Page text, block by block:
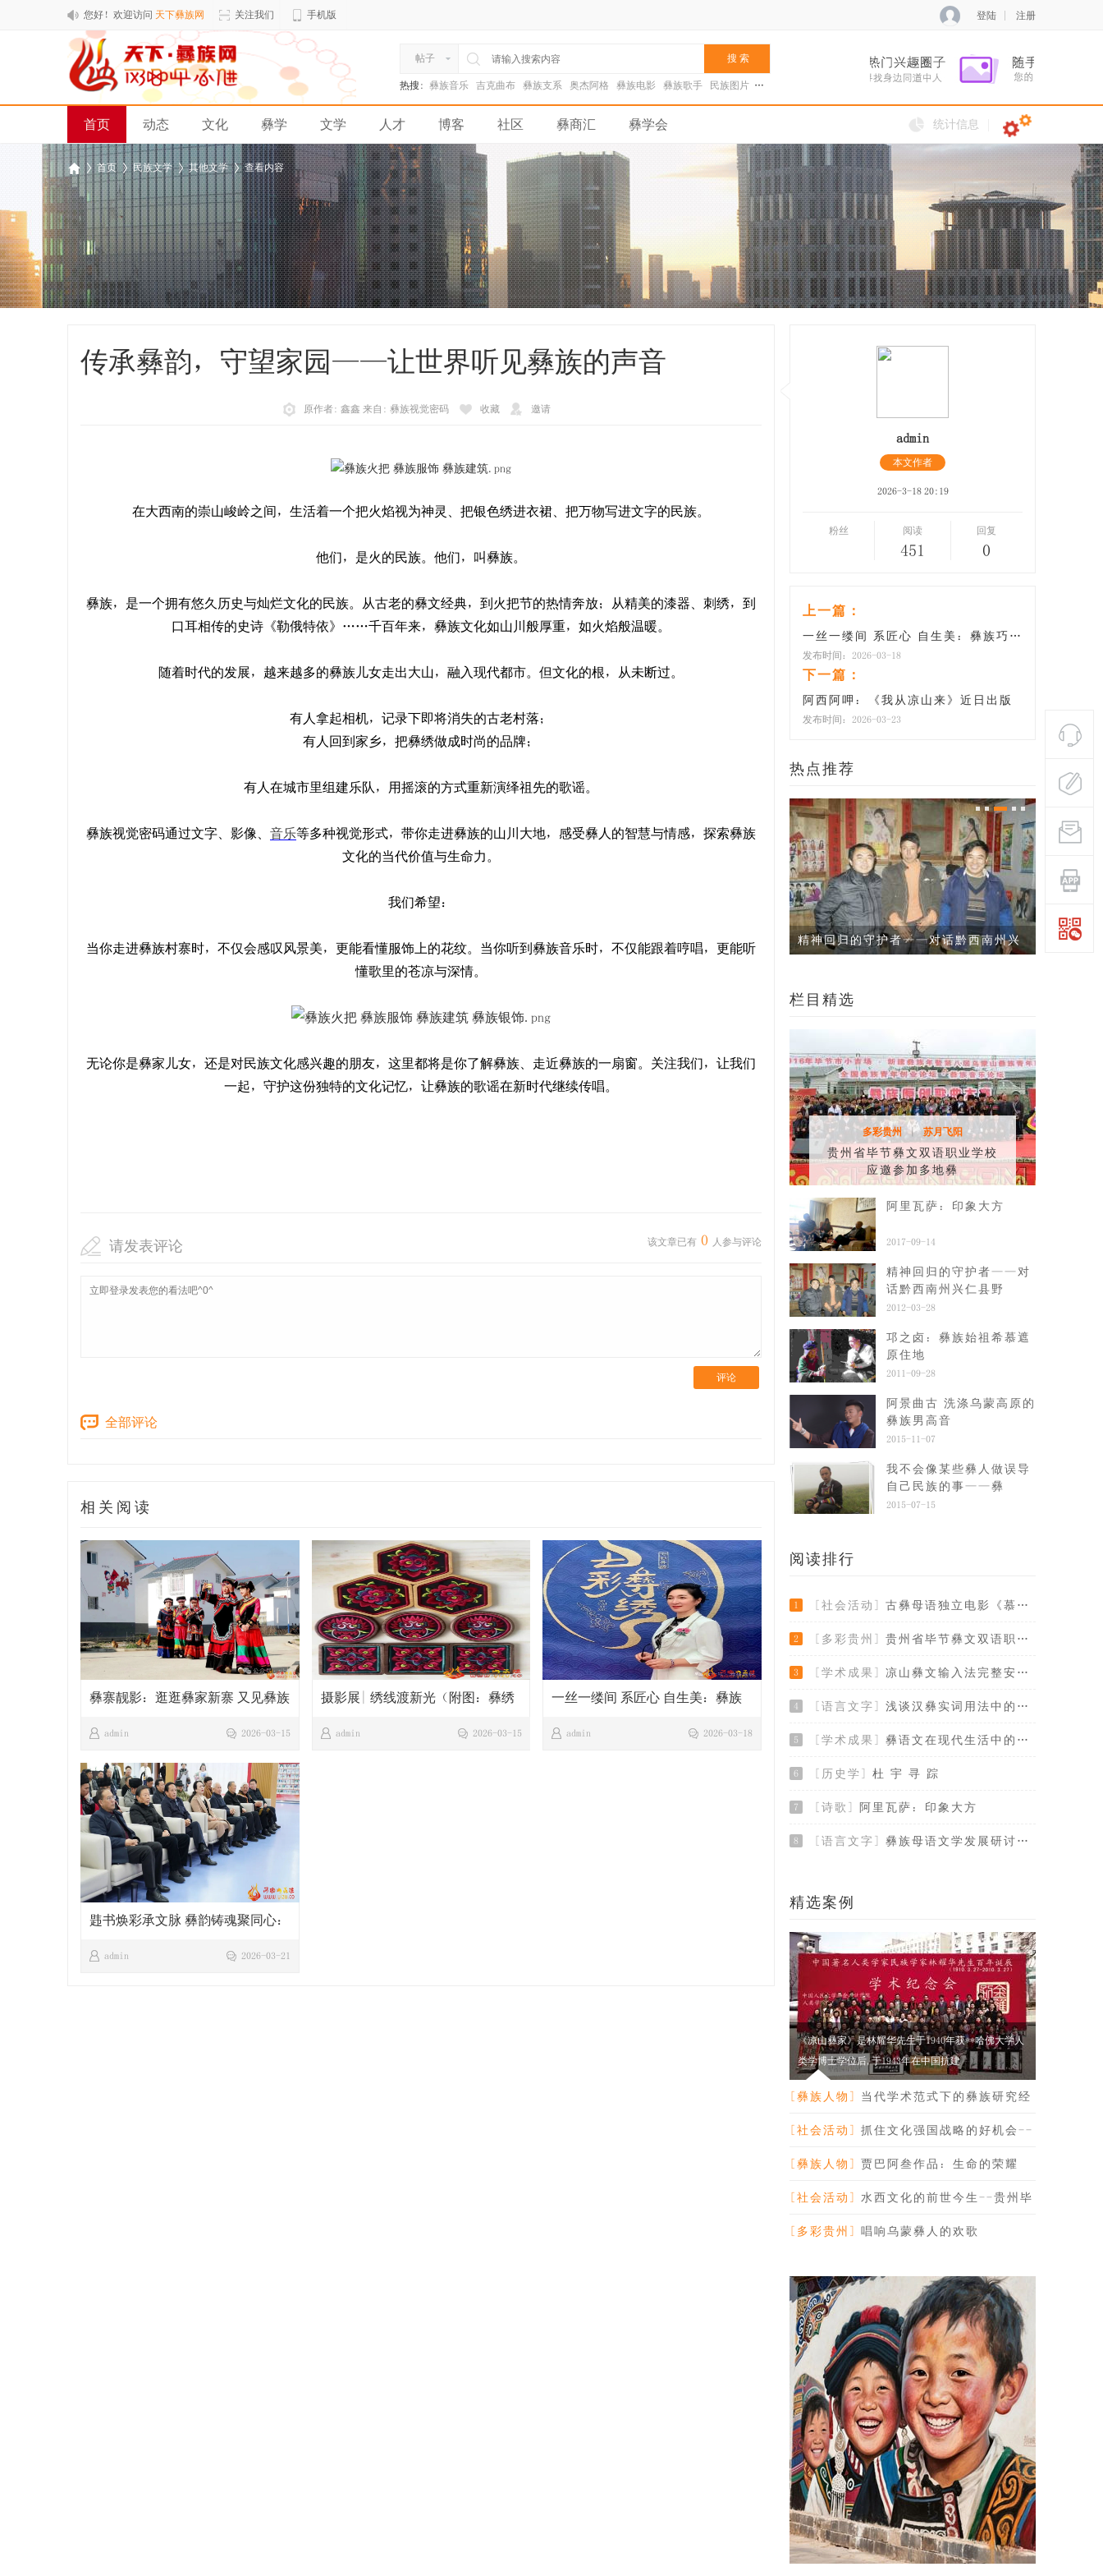
您好！欢迎访问 天下彝族网 关注我们 手机版 登陆 注册
帖子 搜 索
热搜: 彝族音乐 吉克曲布 彝族支系 奥杰阿格 彝族电影 彝族歌手 民族图片 张菊兰
首页 动态 文化 彝学 文学 人才 博客 社区 彝商汇 彝学会
排行榜
统计信息
天
下
彝
族
网
› 首页 › 民族文学 › 其他文学 › 查看内容
传承彝韵，守望家园——让世界听见彝族的声音
原作者: 鑫鑫 来自: 彝族视觉密码 收藏 邀请
在大西南的崇山峻岭之间，生活着一个把火焰视为神灵、把银色绣进衣裙、把万物写进文字的民族。
他们，是火的民族。他们，叫彝族。
彝族，是一个拥有悠久历史与灿烂文化的民族。从古老的彝文经典，到火把节的热情奔放；从精美的漆器、刺绣，到
口耳相传的史诗《勒俄特依》……千百年来，彝族文化如山川般厚重，如火焰般温暖。
随着时代的发展，越来越多的彝族儿女走出大山，融入现代都市。但文化的根，从未断过。
有人拿起相机，记录下即将消失的古老村落；
有人回到家乡，把彝绣做成时尚的品牌；
有人在城市里组建乐队，用摇滚的方式重新演绎祖先的歌谣。
彝族视觉密码通过文字、影像、 音乐等多种视觉形式，带你走进彝族的山川大地，感受彝人的智慧与情感，探索彝族
文化的当代价值与生命力。
我们希望：
当你走进彝族村寨时，不仅会感叹风景美，更能看懂服饰上的花纹。当你听到彝族音乐时，不仅能跟着哼唱，更能听
懂歌里的苍凉与深情。
无论你是彝家儿女，还是对民族文化感兴趣的朋友，这里都将是你了解彝族、走近彝族的一扇窗。关注我们，让我们
一起，守护这份独特的文化记忆，让彝族的歌谣在新时代继续传唱。
该文章已有 0 人参与评论
请发表评论
评论
全部评论
相关阅读
彝寨靓影：逛逛彝家新寨 又见彝族
admin 2026-03-15
摄影展| 绣线渡新光（附图：彝绣
admin 2026-03-15
一丝一缕间 系匠心 自生美：彝族
admin 2026-03-18
韪书焕彩承文脉 彝韵铸魂聚同心：
admin 2026-03-21
admin
本文作者
2026-3-18 20:19
粉丝 阅读
451
回复
0
上一篇：
一丝一缕间 系匠心 自生美：彝族巧手绣娘丁兰英
发布时间：2026-03-18
下一篇：
阿西阿呷：《我从凉山来》近日出版
发布时间：2026-03-23
热点推荐
贵州省毕节彝文双语职业学校应邀参加 阿里瓦萨：印象大方 精神回归的守护者——对话黔西南州兴 邛之卤：彝族始祖希慕遮原住地 阿景曲
栏目精选
多彩贵州 |
苏月飞阳
贵州省毕节彝文双语职业学校
应邀参加多地彝
阿里瓦萨：印象大方
2017-09-14
精神回归的守护者——对
话黔西南州兴仁县野
2012-03-28
邛之卤：彝族始祖希慕遮
原住地
2011-09-28
阿景曲古 洗涤乌蒙高原的
彝族男高音
2015-11-07
我不会像某些彝人做误导
自己民族的事——彝
2015-07-15
阅读排行
1 [社会活动] 古彝母语独立电影《慕俄格往事》演员征集令
2 [多彩贵州] 贵州省毕节彝文双语职业学校应邀参加多地彝
3 [学术成果] 凉山彝文输入法完整安装版
4 [语言文字] 浅谈汉彝实词用法中的几个问题
5 [学术成果] 彝语文在现代生活中的使用、传承与发展
6 [历史学] 杜 宇 寻 踪
7 [诗歌] 阿里瓦萨：印象大方
8 [语言文字] 彝族母语文学发展研讨会纪要
精选案例
《凉山彝家》是林耀华先生于1940年获**哈佛大学人
类学博士学位后,于1943年在中国抗建
[彝族人物] 当代学术范式下的彝族研究经
典-纪念林耀华
[社会活动] 抓住文化强国战略的好机会--
贵州副省长禄智
[彝族人物] 贾巴阿叁作品：生命的荣耀
[社会活动] 水西文化的前世今生--贵州毕
节市人大主任安
[多彩贵州] 唱响乌蒙彝人的欢歌